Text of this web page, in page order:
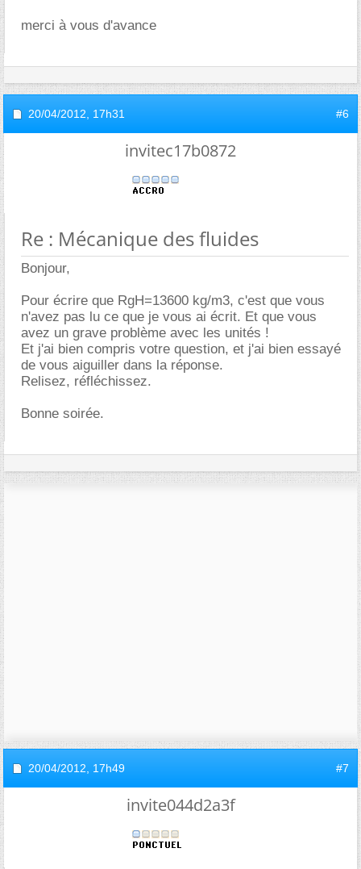
merci à vous d'avance
20/04/2012, 17h31 #6
invitec17b0872
Re : Mécanique des fluides
Bonjour,
Pour écrire que RgH=13600 kg/m3, c'est que vous
n'avez pas lu ce que je vous ai écrit. Et que vous
avez un grave problème avec les unités !
Et j'ai bien compris votre question, et j'ai bien essayé
de vous aiguiller dans la réponse.
Relisez, réfléchissez.
Bonne soirée.
20/04/2012, 17h49 #7
invite044d2a3f